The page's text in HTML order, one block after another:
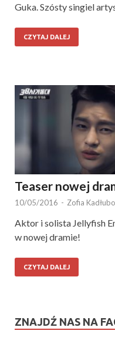
Guka. Szósty singiel
CZYTAJ DALEJ
Teaser nowej
10/05/2016 - Zofia
Aktor i solista Jellyfish
w nowej dramie!
CZYTAJ DALEJ
ZNAJDŹ NAS NA